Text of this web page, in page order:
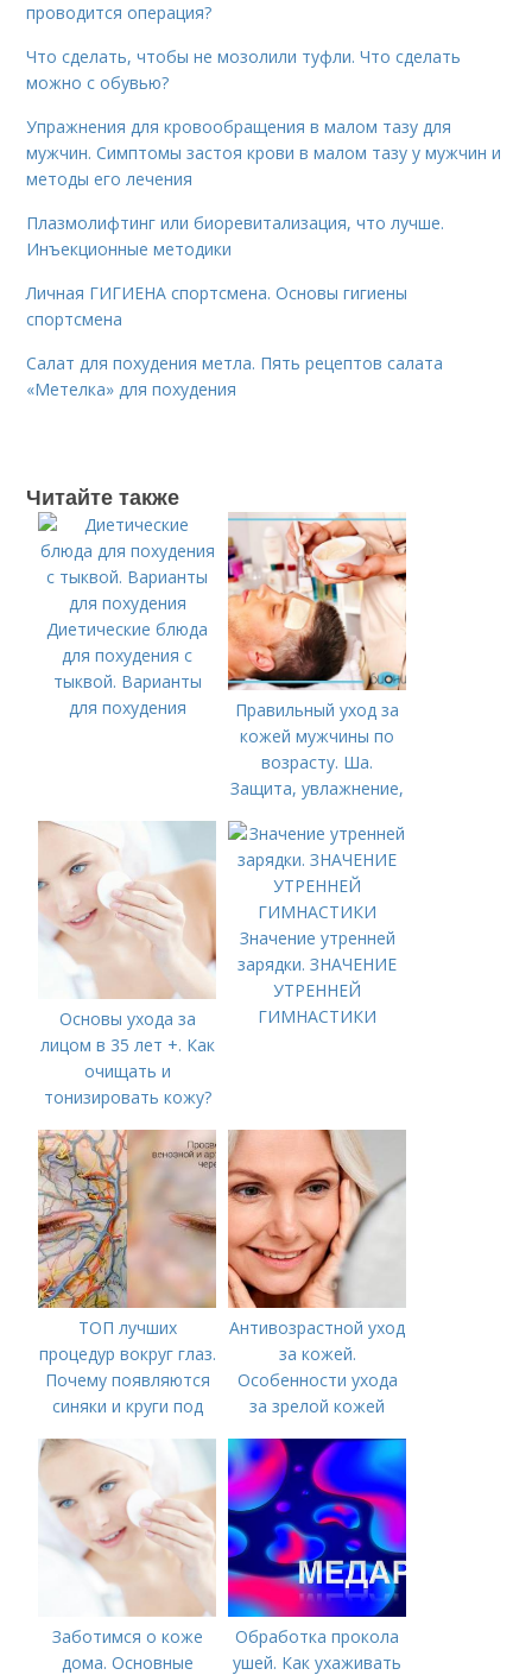
проводится операция?
Что сделать, чтобы не мозолили туфли. Что сделать
можно с обувью?
Упражнения для кровообращения в малом тазу для
мужчин. Симптомы застоя крови в малом тазу у мужчин и
методы его лечения
Плазмолифтинг или биоревитализация, что лучше.
Инъекционные методики
Личная ГИГИЕНА спортсмена. Основы гигиены
спортсмена
Салат для похудения метла. Пять рецептов салата
«Метелка» для похудения
Читайте также
Диетические блюда
для похудения с
тыквой. Варианты
для похудения
Правильный уход за
кожей мужчины по
возрасту. Ша.
Защита, увлажнение,
Основы ухода за
лицом в 35 лет +. Как
очищать и
тонизировать кожу?
Значение утренней
зарядки. ЗНАЧЕНИЕ
УТРЕННЕЙ
ГИМНАСТИКИ
ТОП лучших
процедур вокруг глаз.
Почему появляются
синяки и круги под
Антивозрастной уход
за кожей.
Особенности ухода
за зрелой кожей
Заботимся о коже
дома. Основные
Обработка прокола
ушей. Как ухаживать